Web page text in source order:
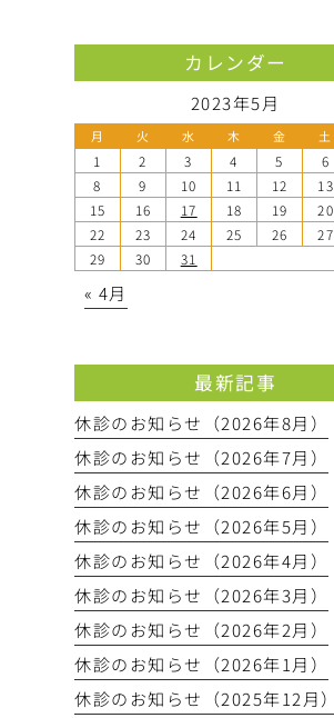
カレンダー
2023年5月
月 火 水 木 金 土
1 2 3 4 5 6
8
9 10 11 12 13
15
16 17 18 19 20
22
23 24 25 26 27
29
30 31
« 4月
最新記事
休診のお知らせ（2026年8月）
休診のお知らせ（2026年7月）
休診のお知らせ（2026年6月）
休診のお知らせ（2026年5月）
休診のお知らせ（2026年4月）
休診のお知らせ（2026年3月）
休診のお知らせ（2026年2月）
休診のお知らせ（2026年1月）
休診のお知らせ（2025年12月）